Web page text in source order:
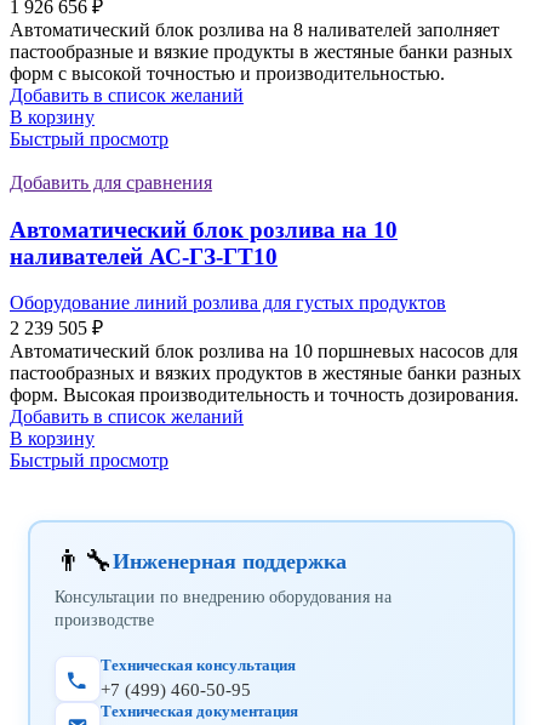
1 926 656 ₽
Автоматический блок розлива на 8 наливателей заполняет
пастообразные и вязкие продукты в жестяные банки разных
форм с высокой точностью и производительностью.
Добавить в список желаний
В корзину
Быстрый просмотр
Добавить для сравнения
Автоматический блок розлива на 10
наливателей АС-ГЗ-ГТ10
Оборудование линий розлива для густых продуктов
2 239 505 ₽
Автоматический блок розлива на 10 поршневых насосов для
пастообразных и вязких продуктов в жестяные банки разных
форм. Высокая производительность и точность дозирования.
Добавить в список желаний
В корзину
Быстрый просмотр
👨‍🔧Инженерная поддержка
Консультации по внедрению оборудования на
производстве
Техническая консультация
+7 (499) 460-50-95
Техническая документация